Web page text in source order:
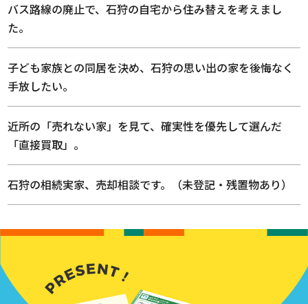
バス路線の廃止で、石狩の自宅から住み替えを考えまし
た。
子ども家族との同居を決め、石狩の思い出の家を後悔なく
手放したい。
近所の「売れない家」を見て、確実性を優先して選んだ
「直接買取」。
石狩の相続実家、売却相談です。（未登記・残置物あり）